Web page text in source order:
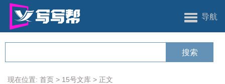
导航
现在位置: 首页 > 15号文库 > 正文